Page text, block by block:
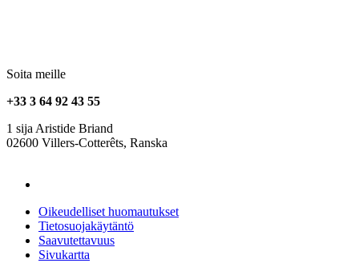
Soita meille
+33 3 64 92 43 55
1 sija Aristide Briand
02600 Villers-Cotterêts, Ranska
Oikeudelliset huomautukset
Tietosuojakäytäntö
Saavutettavuus
Sivukartta